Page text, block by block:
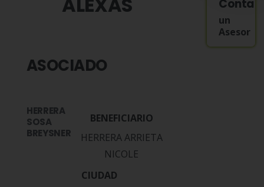
ASOCIADO
HERRERA
SOSA
BREYSNER
HERRERA ARRIETA
NICOLE
un
Asesor